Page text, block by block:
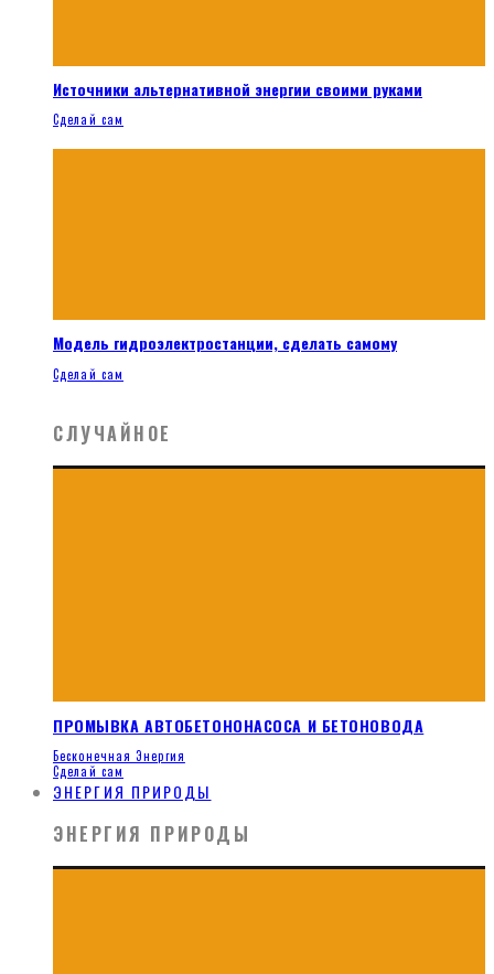
Источники альтернативной энергии своими руками
Сделай сам
Модель гидроэлектростанции, сделать самому
Сделай сам
СЛУЧАЙНОЕ
ПРОМЫВКА АВТОБЕТОНОНАСОСА И БЕТОНОВОДА
Бесконечная Энергия
Сделай сам
ЭНЕРГИЯ ПРИРОДЫ
ЭНЕРГИЯ ПРИРОДЫ